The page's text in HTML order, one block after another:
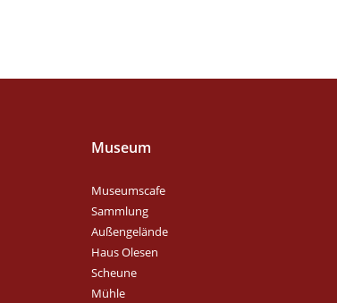
Museum
Museumscafe
Sammlung
Außengelände
Haus Olesen
Scheune
Mühle